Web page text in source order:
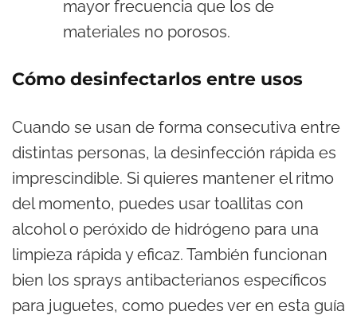
mayor frecuencia que los de
materiales no porosos.
Cómo desinfectarlos entre usos
Cuando se usan de forma consecutiva entre
distintas personas, la desinfección rápida es
imprescindible. Si quieres mantener el ritmo
del momento, puedes usar toallitas con
alcohol o peróxido de hidrógeno para una
limpieza rápida y eficaz. También funcionan
bien los sprays antibacterianos específicos
para juguetes, como puedes ver en esta guía